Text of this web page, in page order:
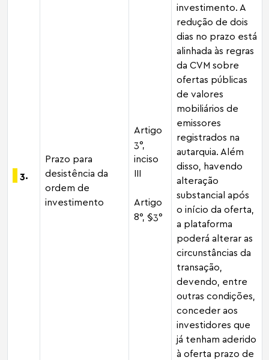
3.
Prazo para
desistência da
ordem de
investimento
Artigo
3°,
inciso
III
Artigo
8°, §3°
investimento. A
redução de dois
dias no prazo está
alinhada às regras
da CVM sobre
ofertas públicas
de valores
mobiliários de
emissores
registrados na
autarquia. Além
disso, havendo
alteração
substancial após
o início da oferta,
a plataforma
poderá alterar as
circunstâncias da
transação,
devendo, entre
outras condições,
conceder aos
investidores que
já tenham aderido
à oferta prazo de